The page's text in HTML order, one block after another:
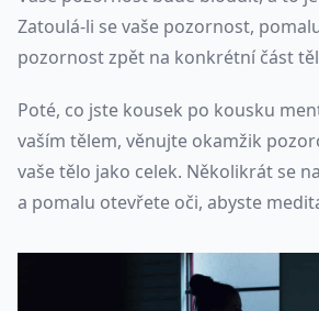
Zatoulá-li se vaše pozornost,
pozornost zpět na konkrétní část
Poté, co jste kousek po kousku
vaším tělem, věnujte okamžik
vaše tělo jako celek. Několikrát se
a pomalu otevřete oči, abyste